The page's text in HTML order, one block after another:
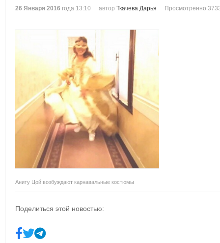
26 Января 2016 года 13:10 автор Ткачева Дарья Просмотренно
Аниту Цой возбуждают карнавальные костюмы
Поделиться этой новостью: